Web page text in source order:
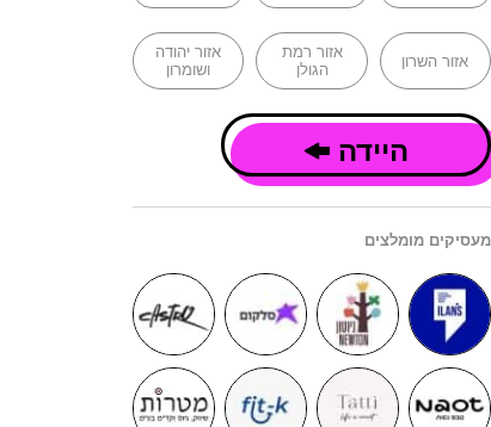
אזור השרון
אזור רמת
הגולן
אזור יהודה
ושומרון
היידה
מעסיקים מומלצים